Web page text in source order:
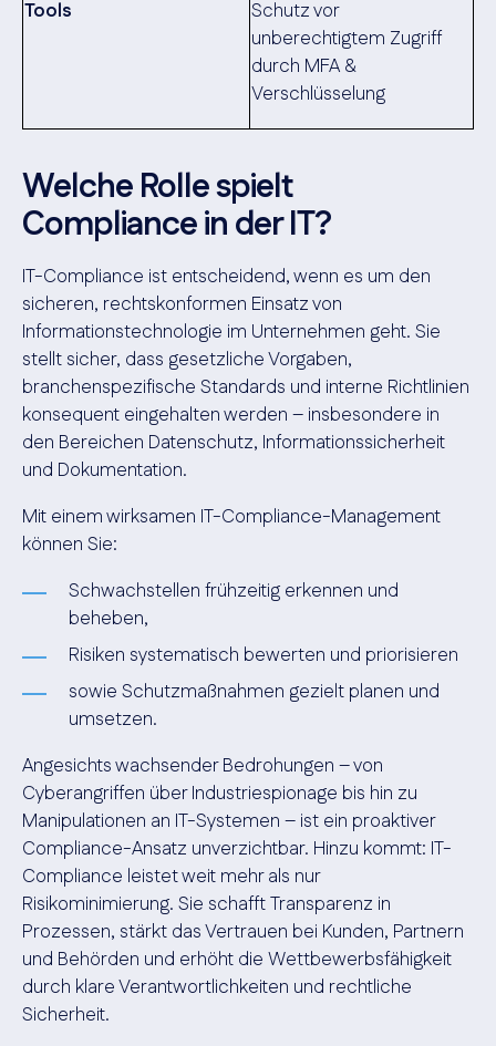
Tools
Schutz vor
unberechtigtem Zugriff
durch MFA &
Verschlüsselung
Welche Rolle spielt
Compliance in der IT?
IT-Compliance ist entscheidend, wenn es um den
sicheren, rechtskonformen Einsatz von
Informationstechnologie im Unternehmen geht. Sie
stellt sicher, dass gesetzliche Vorgaben,
branchenspezifische Standards und interne Richtlinien
konsequent eingehalten werden – insbesondere in
den Bereichen Datenschutz, Informationssicherheit
und Dokumentation.
Mit einem wirksamen IT-Compliance-Management
können Sie:
Schwachstellen frühzeitig erkennen und
beheben,
Risiken systematisch bewerten und priorisieren
sowie Schutzmaßnahmen gezielt planen und
umsetzen.
Angesichts wachsender Bedrohungen – von
Cyberangriffen über Industriespionage bis hin zu
Manipulationen an IT-Systemen – ist ein proaktiver
Compliance-Ansatz unverzichtbar. Hinzu kommt: IT-
Compliance leistet weit mehr als nur
Risikominimierung. Sie schafft Transparenz in
Prozessen, stärkt das Vertrauen bei Kunden, Partnern
und Behörden und erhöht die Wettbewerbsfähigkeit
durch klare Verantwortlichkeiten und rechtliche
Sicherheit.